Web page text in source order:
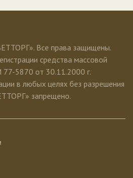
Все права защищены.
средства массовой
5870 от 30.11.2000 г.
в любых целях без разрешения
запрещено.